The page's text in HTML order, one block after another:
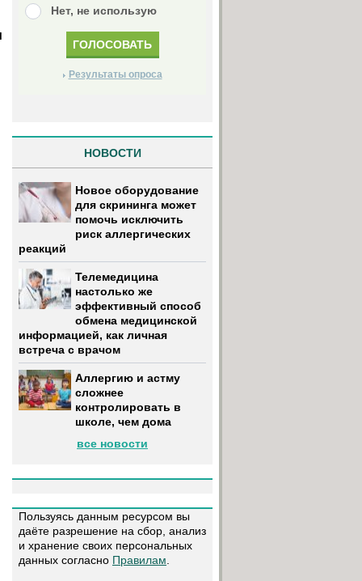
Нет, не использую
Результаты опроса
НОВОСТИ
Новое оборудование
для скрининга может
помочь исключить
риск аллергических
реакций
Телемедицина
настолько же
эффективный способ
обмена медицинской
информацией, как личная
встреча с врачом
Аллергию и астму
сложнее
контролировать в
школе, чем дома
все новости
Пользуясь данным ресурсом вы
даёте разрешение на сбор, анализ
и хранение своих персональных
данных согласно Правилам